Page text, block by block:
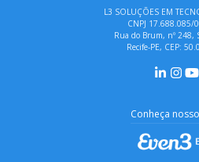
L3 SOLUÇÕES EM
CNPJ 17.688.085/
Rua do Brum, nº 248,
Recife-PE, CEP:
Conheça